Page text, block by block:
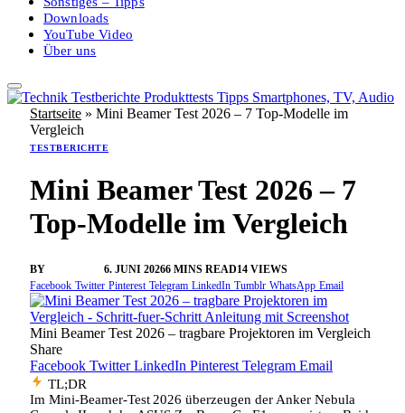
Downloads
YouTube Video
Über uns
Startseite » Mini Beamer Test 2026 – 7 Top-Modelle im
Vergleich
TESTBERICHTE
Mini Beamer Test 2026 – 7
Top-Modelle im Vergleich
BY 6. JUNI 20266 MINS READ14 VIEWS
Facebook Twitter Pinterest Telegram LinkedIn Tumblr WhatsApp Email
Mini Beamer Test 2026 – tragbare Projektoren im Vergleich
Share
Facebook Twitter LinkedIn Pinterest Telegram Email
TL;DR
Im Mini‑Beamer‑Test 2026 überzeugen der Anker Nebula